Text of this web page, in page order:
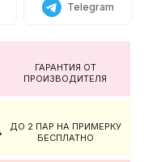
Telegram
ГАРАНТИЯ ОТ
ПРОИЗВОДИТЕЛЯ
ДО 2 ПАР НА ПРИМЕРКУ
БЕСПЛАТНО